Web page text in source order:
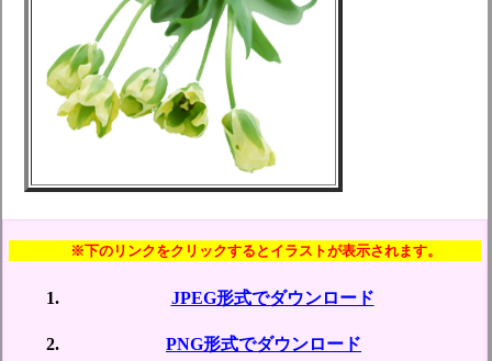
※下のリンクをクリックするとイラストが表示されます。
JPEG形式でダウンロード
PNG形式でダウンロード